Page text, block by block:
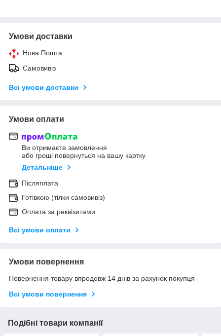
Умови доставки
Нова Пошта
Самовивіз
Всі умови доставки
Умови оплати
Ви отримаєте замовлення
або гроші повернуться на вашу картку
Детальніше
Післяплата
Готівкою (тілки самовивіз)
Оплата за реквізитами
Всі умови оплати
Умови повернення
Повернення товару впродовж 14 днів за рахунок покупця
Всі умови повернення
Подібні товари компанії